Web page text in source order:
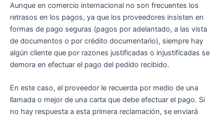
Aunque en comercio internacional no son frecuentes los
retrasos en los pagos, ya que los proveedores insisten en
formas de pago seguras (pagos por adelantado, a las vista
de documentos o por crédito documentario), siempre hay
algún cliente que por razones justificadas o injustificadas se
demora en efectuar el pago del pedido recibido.
En este caso, el proveedor le recuerda por medio de una
llamada o mejor de una carta que debe efectuar el pago. Si
no hay respuesta a esta primera reclamación, se enviará